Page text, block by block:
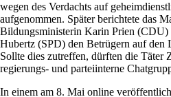
wegen des Verdachts auf
aufgenommen. Später berichtete das
Bildungsministerin Karin Prien (CDU)
Hubertz (SPD) den Betrügern auf den
Sollte dies zutreffen, dürften die Täter
regierungs- und parteiinterne
In einem am 8. Mai online